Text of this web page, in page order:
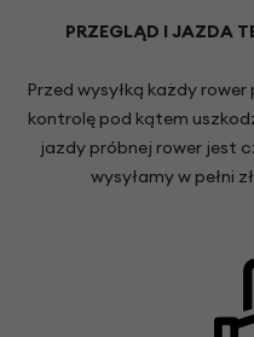
PRZEGLĄD I JAZDA
Przed wysyłką każdy
kontrolę pod kątem
jazdy próbnej rower jest
wysyłamy w pełni